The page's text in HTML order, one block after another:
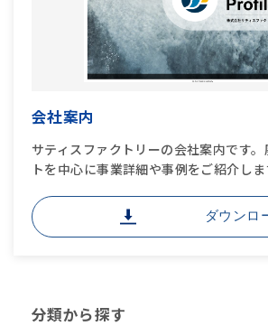
会社案内
サティスファクトリーの会社案内です
トを中心に事業詳細や事例をご紹介しま
ダウンロ
分類から探す